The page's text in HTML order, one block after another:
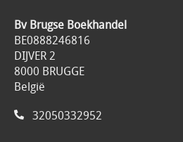
Bv Brugse Boekhandel
BE0888246816
DIJVER 2
8000 BRUGGE
België
32050332952